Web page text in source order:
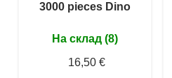
3000 pieces Dino
На склад (8)
16,50 €